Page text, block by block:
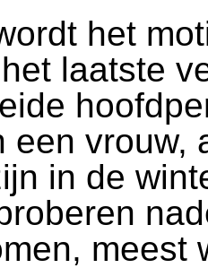
het
laatste
een vrouw,
in de
meest